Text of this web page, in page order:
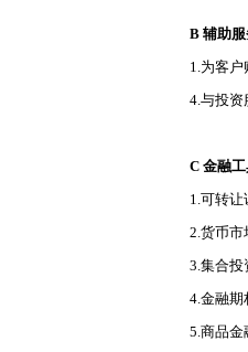
B 辅助
1.为客
4.与投资
C 金融
1.可转让
2.货币市
3.集合投
4.金融期
5.商品金